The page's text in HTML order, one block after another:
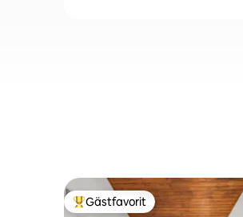
Populär gästfavorit
Gästfavorit